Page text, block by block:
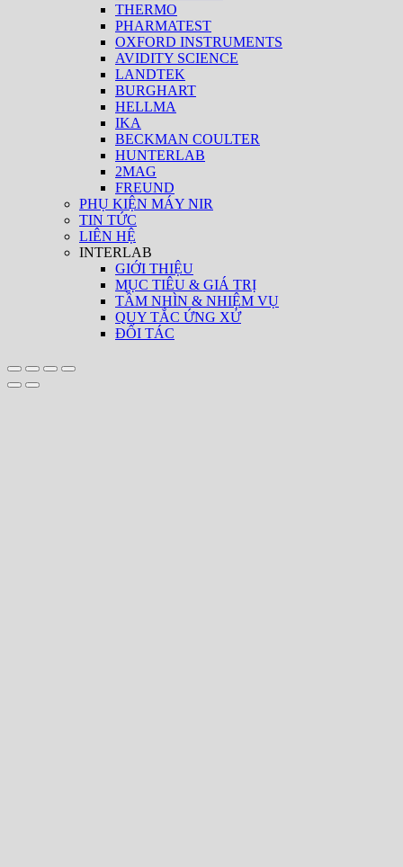
THERMO
PHARMATEST
OXFORD INSTRUMENTS
AVIDITY SCIENCE
LANDTEK
BURGHART
HELLMA
IKA
BECKMAN COULTER
HUNTERLAB
2MAG
FREUND
PHỤ KIỆN MÁY NIR
TIN TỨC
LIÊN HỆ
INTERLAB
GIỚI THIỆU
MỤC TIÊU & GIÁ TRỊ
TẦM NHÌN & NHIỆM VỤ
QUY TẮC ỨNG XỬ
ĐỐI TÁC